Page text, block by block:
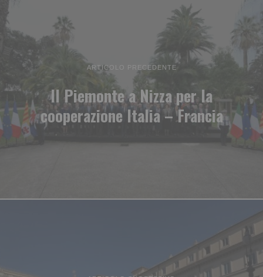
ARTICOLO PRECEDENTE
Il Piemonte a Nizza per la
cooperazione Italia – Francia